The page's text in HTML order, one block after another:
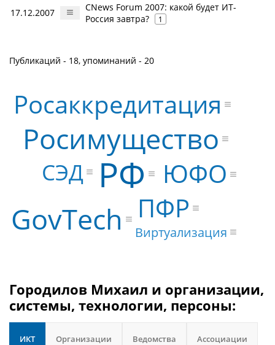
17.12.2007
CNews Forum 2007: какой будет ИТ-
Россия завтра?
1
Публикаций - 18, упоминаний - 20
РФ
Росимущество
GovTech
Росаккредитация
ПФР
ЮФО
СЭД
Виртуализация
Городилов Михаил и организации,
системы, технологии, персоны:
ИКТ Организации Ведомства Ассоциации